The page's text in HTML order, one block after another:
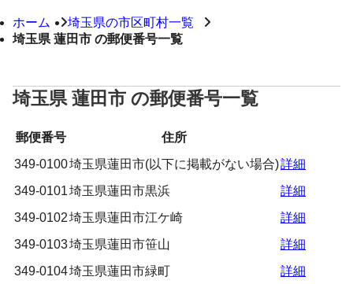
ホーム
埼玉県の市区町村一覧
埼玉県 蓮田市 の郵便番号一覧
埼玉県 蓮田市 の郵便番号一覧
郵便番号
住所
349-0100埼玉県蓮田市(以下に掲載がない場合)詳細
349-0101埼玉県蓮田市黒浜
詳細
349-0102埼玉県蓮田市江ケ崎
詳細
349-0103埼玉県蓮田市笹山
詳細
349-0104埼玉県蓮田市緑町
詳細